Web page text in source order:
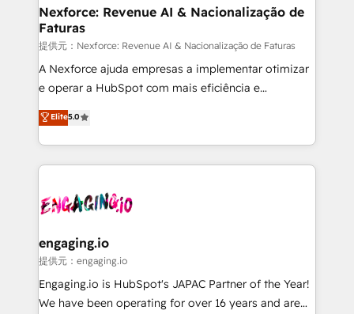
Station, Freshdesk, Intercom, and more. Custom
objects, automations, and integrations built for
growth. 🚀 AI-Driven GTM Orchestration Unify
HubSpot with LinkedIn, WhatsApp, email, paid
media, and AI voice to drive pipeline. 🤖 AI Custom
prospecting, follow-ups, service triage, and
knowledge retrieval—built in HubSpot. ⚡ Fast-Track
advanced optimization & adoption 📍 São Paulo, BR
• Des Moines, IA • New York, NY
Nexforce: Revenue AI & Nacionalização de
Faturas
提供元：Nexforce: Revenue AI & Nacionalização de Faturas
A Nexforce ajuda empresas a implementar otimizar
e operar a HubSpot com mais eficiência e
previsibilidade de receita. Combinamos Revenue
Operations (RevOps) e Inteligência Artificial para
estruturar processos integrar sistemas organizar
dados e automatizar operações. O objetivo é
operacional de receita conectando equipes
Também somos distribuidores oficiais da HubSpot
e de mais de 150 softwares globais permitindo
contratar e pagar a HubSpot em reais com nota
fiscal no Brasil e gerar economia de até 50% na
Elite5.0
engaging.io
提供元：engaging.io
Engaging.io is HubSpot's JAPAC Partner of the Year!
We have been operating for over 16 years and are